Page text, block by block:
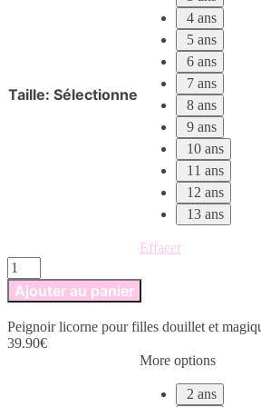
Taille: Sélectionne
4 ans
5 ans
6 ans
7 ans
8 ans
9 ans
10 ans
11 ans
12 ans
13 ans
Effacer
quantité
de
Peignoir
pour
filles
Ajouter au panier
Peignoir licorne pour filles douillet et
39.90€
More options
2 ans